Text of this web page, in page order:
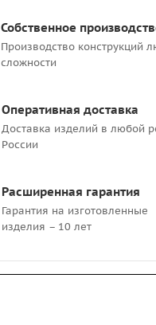
Собственное
Производство конструкций
сложности
Оперативная доставка
Доставка изделий в любой
России
Расширенная гарантия
Гарантия на изготовленные
изделия – 10 лет